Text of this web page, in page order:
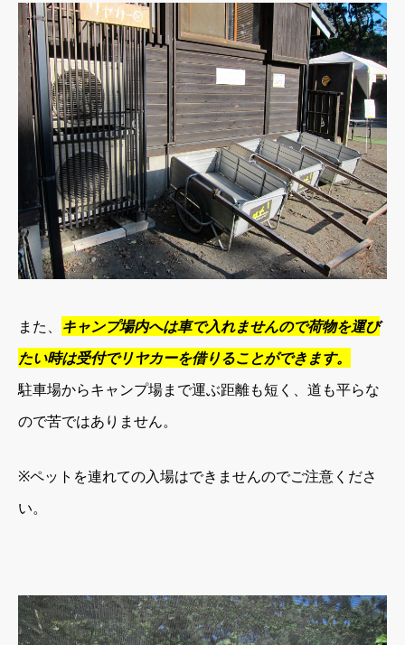
また、 キャンプ場内へは車で入れませんので荷物を運び
たい時は受付でリヤカーを借りることができます。
駐車場からキャンプ場まで運ぶ距離も短く、道も平らな
ので苦ではありません。
※ペットを連れての入場はできませんのでご注意くださ
い。